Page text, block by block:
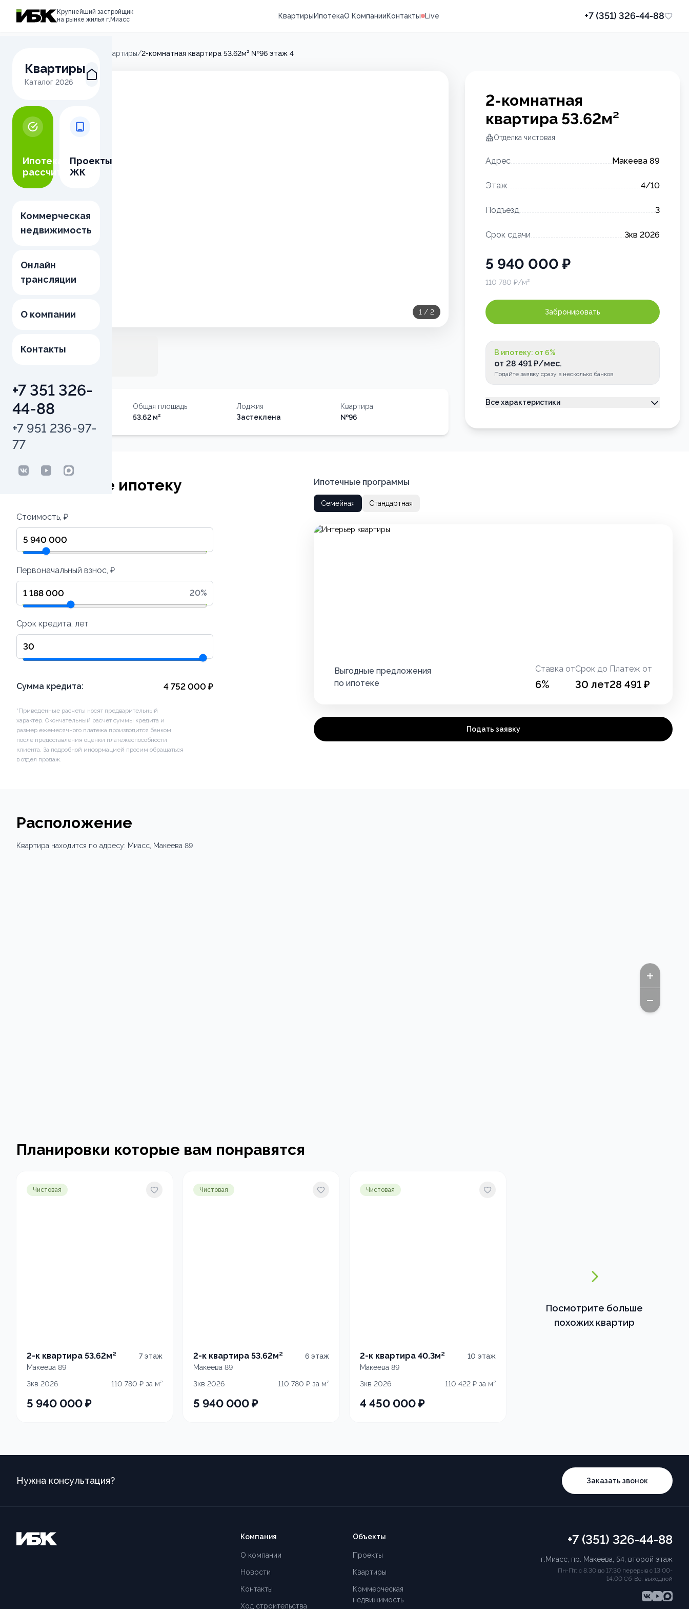
Крупнейший застройщик
на рынке жилья г.Миасс
КвартирыИпотекаО КомпанииКонтакты Live +7 (351) 326-44-88
Квартиры
Каталог 2026
Ипотека
рассчитать
Проекты
ЖК
Коммерческая
недвижимость
Онлайн
трансляции
О компании
Контакты
+7 351 326-
44-88
+7 951 236-97-
77
Квартиры/2-комнатная квартира 53.62м² №96 этаж 4
1 / 2
Тип недвижимости
Квартира
Общая площадь
53.62 м²
Лоджия
Застеклена
Квартира
№96
2-комнатная
квартира 53.62м²
Отделка чистовая
Адрес Макеева 89
Этаж 4/10
Подъезд 3
Срок сдачи 3кв 2026
5 940 000 ₽
110 780 ₽/м²
Забронировать
В ипотеку: от 6%
от 28 491₽/мес.
Подайте заявку сразу в несколько банков
Все характеристики
Номер квартиры
96
Рассчитайте ипотеку
Стоимость, ₽
Первоначальный взнос, ₽
20%
Срок кредита, лет
Сумма кредита: 4 752 000 ₽
*Приведенные расчеты носят предварительный
характер. Окончательный расчет суммы кредита и
размер ежемесячного платежа производится банком
после предоставления оценки платежеспособности
клиента. За подробной информацией просим обращаться
в отдел продаж.
Ипотечные программы
Семейная Стандартная
Выгодные предложения
по ипотеке
Ставка от
6%
Срок до
30 лет
Платеж от
28 491 ₽
Подать заявку
Расположение
Квартира находится по адресу: Миасс, Макеева 89
Планировки которые вам понравятся
Чистовая
2-к квартира 53.62м² 7этаж
Макеева 89
3кв 2026
110 780 ₽ за м²
5 940 000₽
Чистовая
2-к квартира 53.62м² 6 этаж
Макеева 89
3кв 2026
110 780 ₽ за м²
5 940 000₽
Чистовая
2-к квартира 40.3м² 10 этаж
Макеева 89
3кв 2026
110 422 ₽ за м²
4 450 000₽
Посмотрите больше
похожих квартир
Нужна консультация? Заказать звонок
Компания
О компании
Новости
Контакты
Ход строительства
Объекты
Проекты
Квартиры
Коммерческая
недвижимость
+7 (351) 326-44-88
г.Миасс, пр. Макеева, 54, второй этаж
Пн-Пт: с 8.30 до 17:30 перерыв с 13:00-
14:00 Сб-Вс: выходной